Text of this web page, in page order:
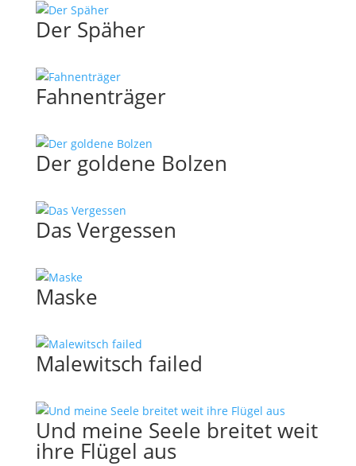
Der Späher
Fahnenträger
Der goldene Bolzen
Das Vergessen
Maske
Malewitsch failed
Und meine Seele breitet weit
ihre Flügel aus